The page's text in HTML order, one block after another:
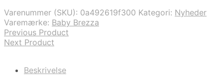
Varenummer (SKU): 0a492619f300 Kategori: Nyheder
Varemærke: Baby Brezza
Previous Product
Next Product
Beskrivelse